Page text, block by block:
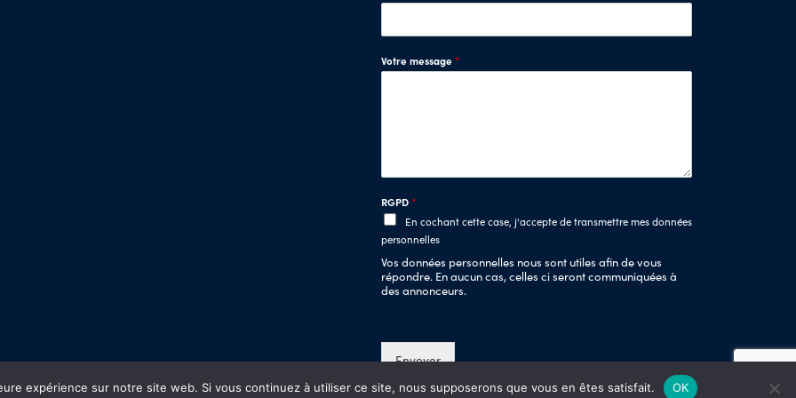
Votre message *
RGPD *
En cochant cette case, j'accepte de transmettre mes données
personnelles
Vos données personnelles nous sont utiles afin de vous
répondre. En aucun cas, celles ci seront communiquées à
des annonceurs.
Envoyer
expérience sur notre site web. Si vous continuez à utiliser ce site, nous supposerons que vous en êtes satisfait. OK